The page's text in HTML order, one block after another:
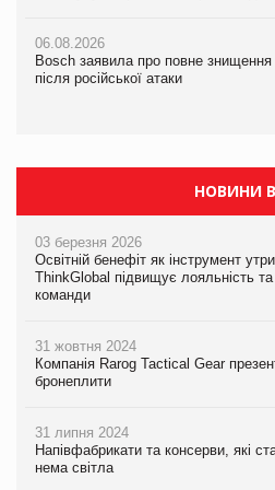
06.08.2026
Bosch заявила про повне знищення
після російської атаки
06.08.2026
Bosch заявила про повне знищення
після російської атаки
06.08.2026
Bosch заявила про повне знищення
після російської атаки
НОВИНИ
03 березня 2026
Освітній бенефіт як інструмент
ThinkGlobal підвищує лояльність
команди
31 жовтня 2024
Компанія Rarog Tactical Gear
бронеплити
31 липня 2024
Напівфабрикати та консерви, які
нема світла